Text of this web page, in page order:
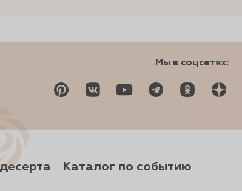
Мы в соцсетях:
Каталог по событию